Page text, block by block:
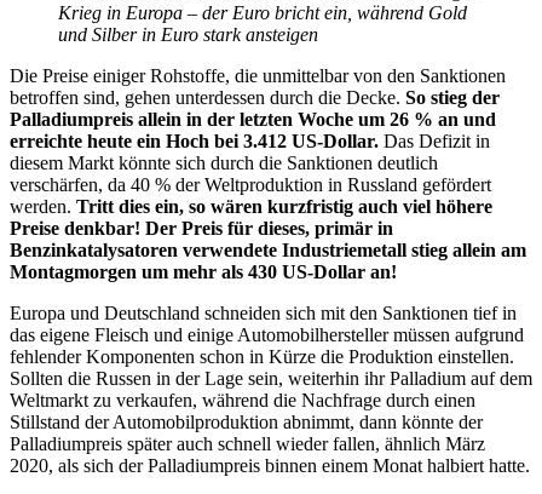
Krieg in Europa – der Euro bricht ein, während Gold
und Silber in Euro stark ansteigen
Die Preise einiger Rohstoffe, die unmittelbar von den Sanktionen
betroffen sind, gehen unterdessen durch die Decke. So stieg der
Palladiumpreis allein in der letzten Woche um 26 % an und
erreichte heute ein Hoch bei 3.412 US-Dollar. Das Defizit in
diesem Markt könnte sich durch die Sanktionen deutlich
verschärfen, da 40 % der Weltproduktion in Russland gefördert
werden. Tritt dies ein, so wären kurzfristig auch viel höhere
Preise denkbar! Der Preis für dieses, primär in
Benzinkatalysatoren verwendete Industriemetall stieg allein am
Montagmorgen um mehr als 430 US-Dollar an!
Europa und Deutschland schneiden sich mit den Sanktionen tief in
das eigene Fleisch und einige Automobilhersteller müssen aufgrund
fehlender Komponenten schon in Kürze die Produktion einstellen.
Sollten die Russen in der Lage sein, weiterhin ihr Palladium auf dem
Weltmarkt zu verkaufen, während die Nachfrage durch einen
Stillstand der Automobilproduktion abnimmt, dann könnte der
Palladiumpreis später auch schnell wieder fallen, ähnlich März
2020, als sich der Palladiumpreis binnen einem Monat halbiert hatte.